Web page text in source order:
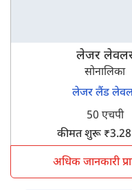
लेजर
सोनालिका
लेजर लैंड
50 एचपी
कीमत शुरू
अधिक जानकारी